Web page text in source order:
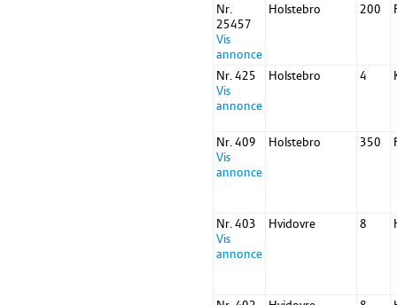
Nr.
25457
Vis
annonce
Holstebro 200
Nr. 425
Vis
annonce
Holstebro 4
Nr. 409
Vis
annonce
Holstebro 350
Nr. 403
Vis
annonce
Hvidovre 8